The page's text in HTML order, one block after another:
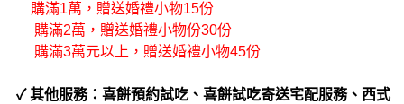
購滿1萬，贈送婚禮小物15份
購滿2萬，贈送婚禮小物份30份
購滿3萬元以上，贈送婚禮小物45份
✓ 其他服務：喜餅預約試吃、喜餅試吃寄送宅配服務、西式